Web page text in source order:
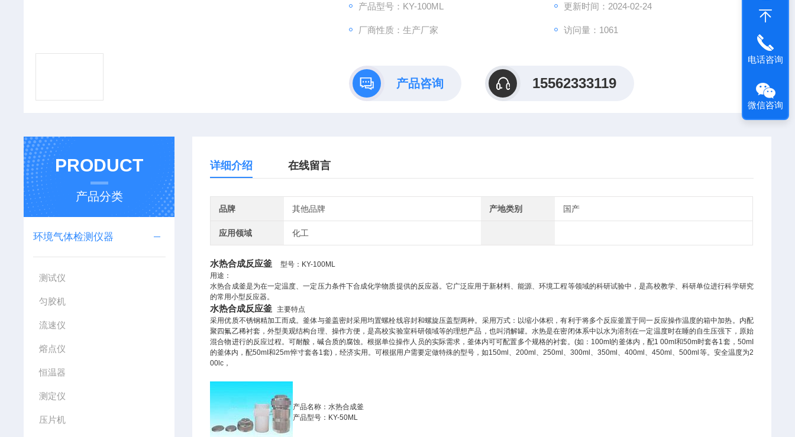
产品型号：KY-100ML 更新时间：2024-02-24
厂商性质：生产厂家 访问量：1061
产品咨询 15562333119
PRODUCT
产品分类
环境气体检测仪器
测试仪
匀胶机
流速仪
熔点仪
恒温器
测定仪
压片机
详细介绍 在线留言
品牌 其他品牌 产地类别 国产
应用领域 化工
水热合成反应釜
型号：KY-100ML
用途：
水热合成釜是为在一定温度、一定压力条件下合成化学物质提供的反应器。它广泛应用于新材料、能源、环境工程等领域的科研试验中，是高校教学、科研单位进行科学研究
的常用小型反应器。
水热合成反应釜
主要特点
采用优质不锈钢精加工而成。釜体与釜盖密封采用均置螺栓线容封和螺旋压盖型两种。采用万式：以缩小体积，有利于将多个反应釜置于同一反应操作温度的箱中加热。内配
聚四氟乙稀衬套，外型美观结构台理、操作方便，是高校实验室科研领域等的理想产品，也叫消解罐。水热是在密闭体系中以水为溶剂在一定温度时在睡的自生压强下，原始
混合物进行的反应过程。可耐酸，碱合质的腐蚀。根据单位操作人员的实际需求，釜体内可可配置多个规格的衬套。(如：100mI的釜体内，配1 00mI和50m时套各1套，50mI
的釜体内，配50mI和25m悴寸套各1套)，经济实用。可根据用户需要定做特殊的型号，如150ml、200ml、250ml、300ml、350ml、400ml、450ml、500ml等。安全温度为2
00lc，
产品名称：水热合成釜
产品型号：KY-50ML
电话咨询
微信咨询